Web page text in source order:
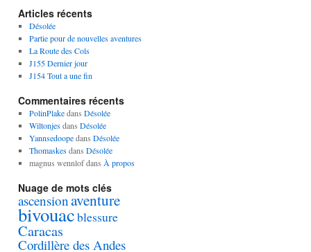
Articles récents
Désolée
Partie pour de nouvelles aventures
La Route des Cols
J155 Dernier jour
J154 Tout a une fin
Commentaires récents
PolinPlakedans Désolée
Wiltonjesdans Désolée
Yannsedoopedans Désolée
Thomaskesdans Désolée
magnus wennlofdans À propos
Nuage de mots clés
ascensionaventure
bivouacblessure
Caracas
Cordillère des Andes